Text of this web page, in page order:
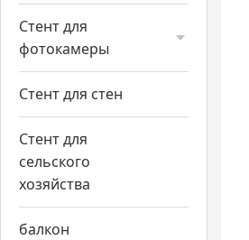
Стент для
фотокамеры
Стент для стен
Стент для
сельского
хозяйства
балкон